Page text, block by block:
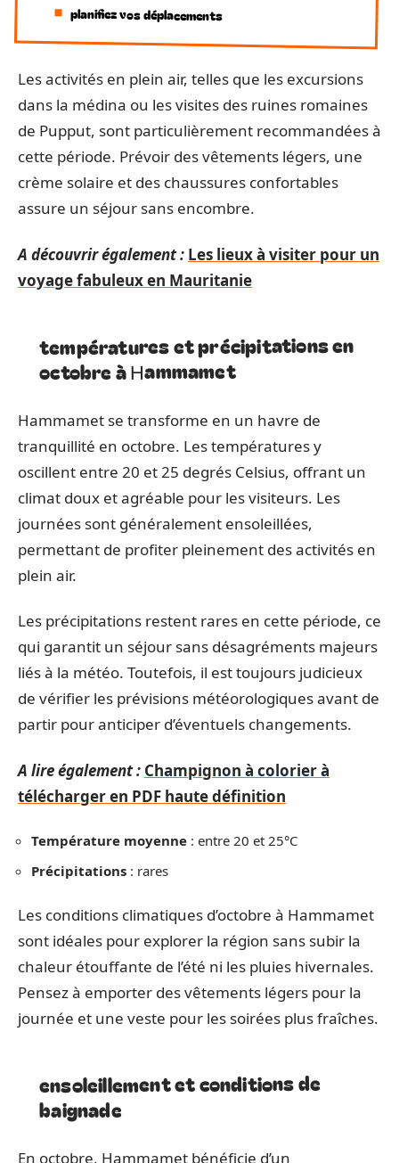
planifiez vos déplacements
Les activités en plein air, telles que les excursions
dans la médina ou les visites des ruines romaines
de Pupput, sont particulièrement recommandées à
cette période. Prévoir des vêtements légers, une
crème solaire et des chaussures confortables
assure un séjour sans encombre.
A découvrir également : Les lieux à visiter pour un
voyage fabuleux en Mauritanie
températures et précipitations en
octobre à Hammamet
Hammamet se transforme en un havre de
tranquillité en octobre. Les températures y
oscillent entre 20 et 25 degrés Celsius, offrant un
climat doux et agréable pour les visiteurs. Les
journées sont généralement ensoleillées,
permettant de profiter pleinement des activités en
plein air.
Les précipitations restent rares en cette période, ce
qui garantit un séjour sans désagréments majeurs
liés à la météo. Toutefois, il est toujours judicieux
de vérifier les prévisions météorologiques avant de
partir pour anticiper d’éventuels changements.
A lire également : Champignon à colorier à
télécharger en PDF haute définition
Température moyenne : entre 20 et 25°C
Précipitations : rares
Les conditions climatiques d’octobre à Hammamet
sont idéales pour explorer la région sans subir la
chaleur étouffante de l’été ni les pluies hivernales.
Pensez à emporter des vêtements légers pour la
journée et une veste pour les soirées plus fraîches.
ensoleillement et conditions de
baignade
En octobre, Hammamet bénéficie d’un